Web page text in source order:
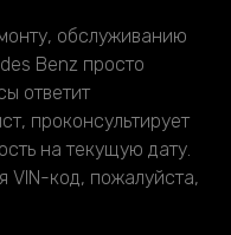
обслуживанию
Benz просто
ответит
проконсультирует
на текущую дату.
VIN-код, пожалуйста,